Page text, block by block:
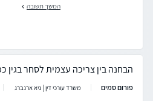
המשך תשובה
הבחנה בין צריכה עצמית לסחר בגין
פורום סמים משרד עורכי דין | גיא ארנברג